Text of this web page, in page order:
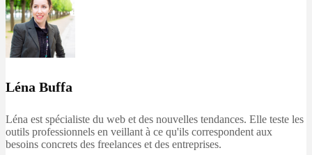
Léna Buffa
Léna est spécialiste du web et des nouvelles tendances. Elle teste les
outils professionnels en veillant à ce qu'ils correspondent aux
besoins concrets des freelances et des entreprises.